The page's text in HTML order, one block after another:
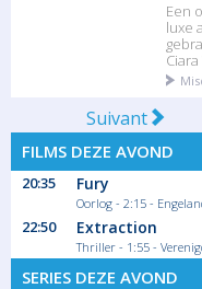
Een
luxe
Ciara
Suivant
FILMS DEZE AVOND
20:35 Fury
Oorlog - 2:15 -
22:50 Extraction
Thriller - 1:55 -
SERIES DEZE AVOND